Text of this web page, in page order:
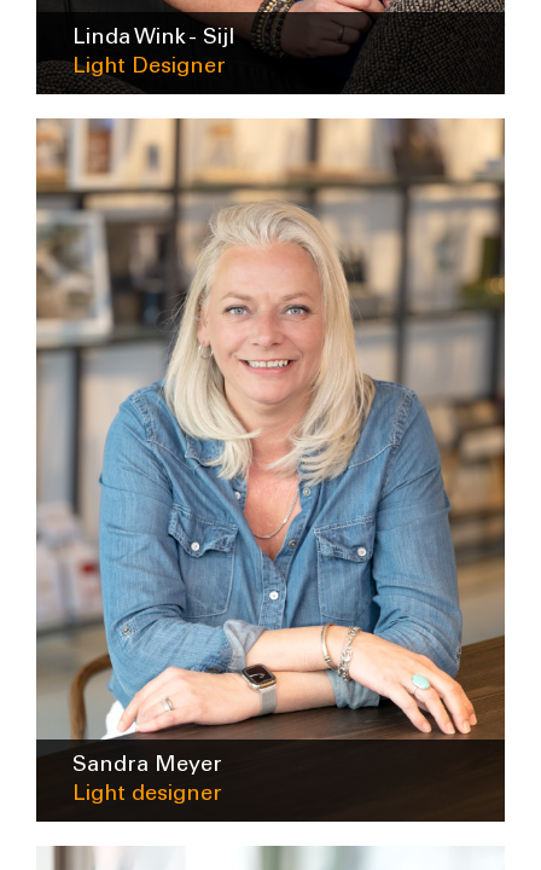
Linda Wink - Sijl
Light Designer
lwink@intra-lighting.nl
0345-623678
Sandra Meyer
Light designer